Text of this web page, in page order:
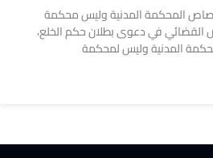
المحكمة المدنية وليس محكمة
القضائي في دعوى بطلان حكم الخلع،
المدنية وليس لمحكمة